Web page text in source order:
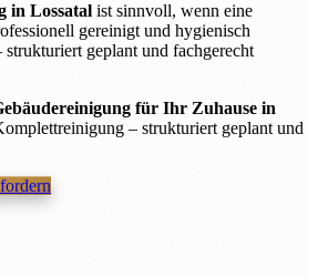
in Lossatal ist sinnvoll, wenn eine
gereinigt und hygienisch
geplant und fachgerecht
für Ihr Zuhause in
– strukturiert geplant und